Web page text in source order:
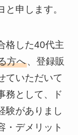
申します。
格した40代主
方へ、登録販
ていただいて
務として、ド
験がありまし
・デメリット